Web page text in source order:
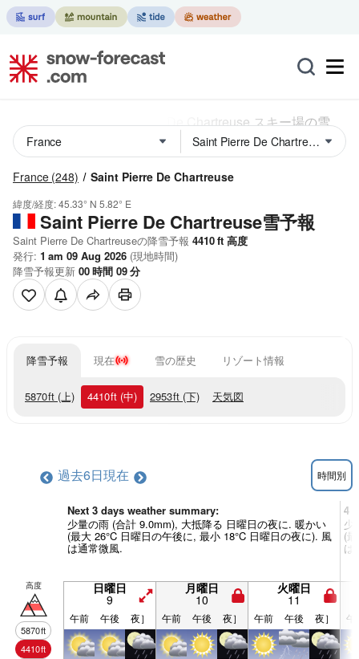
France (248) Saint Pierre De Chartreuse
緯度/経度:45.33° N 5.82° E
Saint Pierre De Chartreuse雪予報
Saint Pierre De Chartreuseの降雪予報 4410ft 高度
発行: 1 am 09 Aug 2026 (現地時間)
降雪予報更新 00時間 09分
降雪予報 現在 雪の歴史 リゾート情報
5870ft (上) 4410ft (中) 2953ft (下) 天気図
過去6日現在 時間別
Next 3 days weather summary:
少量の雨 (合計 9.0mm), 大抵降る 日曜日の夜に. 暖かい
(最大 26°C 日曜日の午後に, 最小 18°C 日曜日の夜に). 風
は通常微風.
4 -
少
(
は
高度
5870ft
4410ft
日曜日
9
月曜日
10
火曜日
11
午前 午後 夜］ 午前 午後 夜］ 午前 午後 夜］ 午